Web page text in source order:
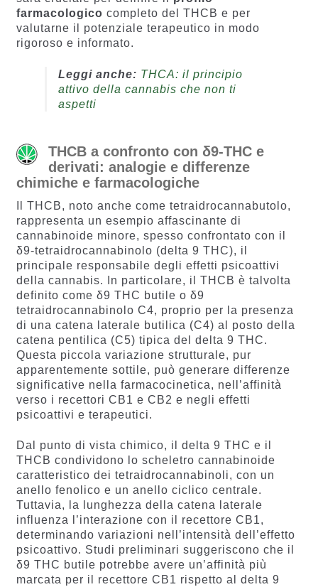
farmacologico completo del THCB e per
valutarne il potenziale terapeutico in modo
rigoroso e informato.
Leggi anche: THCA: il principio
attivo della cannabis che non ti
aspetti
THCB a confronto con δ9-THC e
derivati: analogie e differenze
chimiche e farmacologiche
Il THCB, noto anche come tetraidrocannabutolo,
rappresenta un esempio affascinante di
cannabinoide minore, spesso confrontato con il
δ9-tetraidrocannabinolo (delta 9 THC), il
principale responsabile degli effetti psicoattivi
della cannabis. In particolare, il THCB è talvolta
definito come δ9 THC butile o δ9
tetraidrocannabinolo C4, proprio per la presenza
di una catena laterale butilica (C4) al posto della
catena pentilica (C5) tipica del delta 9 THC.
Questa piccola variazione strutturale, pur
apparentemente sottile, può generare differenze
significative nella farmacocinetica, nell’affinità
verso i recettori CB1 e CB2 e negli effetti
psicoattivi e terapeutici.
Dal punto di vista chimico, il delta 9 THC e il
THCB condividono lo scheletro cannabinoide
caratteristico dei tetraidrocannabinoli, con un
anello fenolico e un anello ciclico centrale.
Tuttavia, la lunghezza della catena laterale
influenza l’interazione con il recettore CB1,
determinando variazioni nell’intensità dell’effetto
psicoattivo. Studi preliminari suggeriscono che il
δ9 THC butile potrebbe avere un’affinità più
marcata per il recettore CB1 rispetto al delta 9